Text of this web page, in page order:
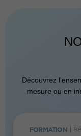
Découvrez
mesure ou en
FORMATION